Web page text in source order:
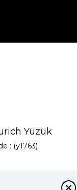
Yüzük
(y1763)